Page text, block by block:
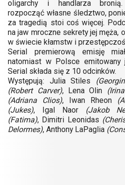
oligarchy i handlarza
rozpocząć własne śledztwo,
za tragedią stoi coś więcej.
na jaw mroczne sekrety jej męża,
w świecie kłamstw i
Serial premierową emisję
natomiast w Polsce
Serial składa się z 10 odcinków.
Występują: Julia Stiles
(Robert Carver), Lena Olin
(Adriana Clios), Iwan Rheon
(Jukes), Igal Naor (Jakob
(Fatima), Dimitri Leonidas
Delormes), Anthony LaPaglia